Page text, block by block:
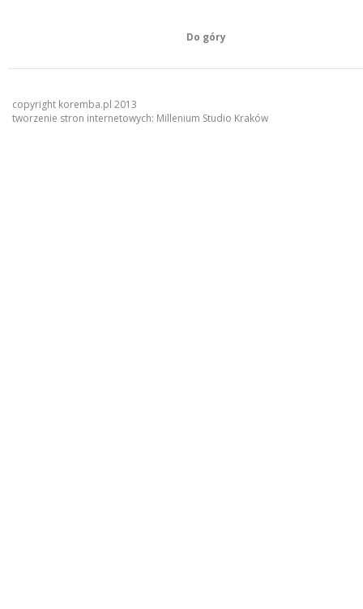
Do góry
copyright koremba.pl 2013
tworzenie stron internetowych: Millenium Studio Kraków